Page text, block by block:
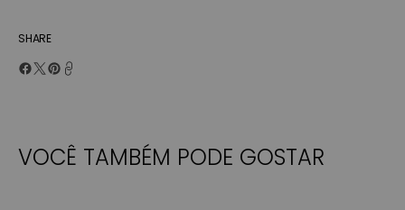
SHARE
VOCÊ TAMBÉM PODE GOSTAR